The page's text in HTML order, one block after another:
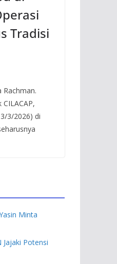
Tradisi
Rachman.
3/2026) di
Minta
Potensi